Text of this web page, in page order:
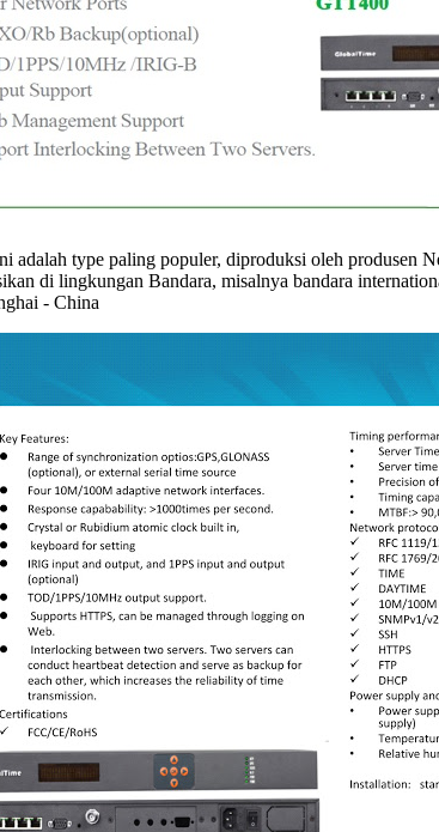
adalah type paling populer, diproduksi oleh produsen
di lingkungan Bandara, misalnya bandara
- China